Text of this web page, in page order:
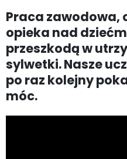
Praca zawodowa,
opieka nad
przeszkodą w
sylwetki. Nasze
po raz kolejny
móc.